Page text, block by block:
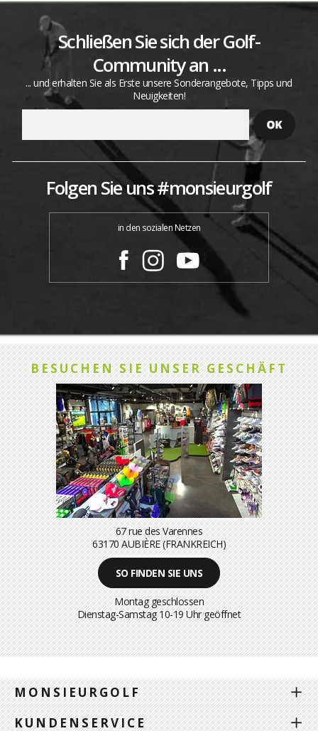
Schließen Sie sich der Golf-
Community an ...
... und erhalten Sie als Erste unsere Sonderangebote, Tipps und
Neuigkeiten!
Folgen Sie uns #monsieurgolf
in den sozialen Netzen
BESUCHEN SIE UNSER GESCHÄFT
67 rue des Varennes
63170 AUBIÈRE (FRANKREICH)
SO FINDEN SIE UNS
Montag geschlossen
Dienstag-Samstag 10-19 Uhr geöffnet
MONSIEURGOLF
KUNDENSERVICE